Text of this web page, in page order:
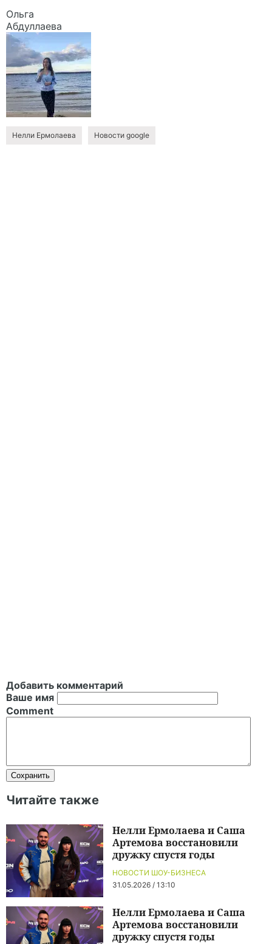
Ольга
Абдуллаева
Нелли Ермолаева Новости google
Добавить комментарий
Ваше имя
Comment
Читайте также
НОВОСТИ ШОУ-БИЗНЕСА
31.05.2026 / 13:10
Нелли Ермолаева и Саша
Артемова восстановили
дружку спустя годы
Нелли Ермолаева и Саша
Артемова восстановили
дружку спустя годы